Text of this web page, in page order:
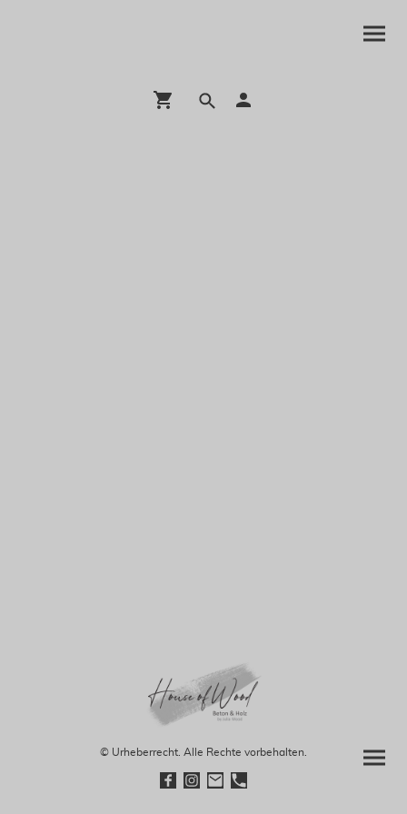
© Urheberrecht. Alle Rechte vorbehalten.